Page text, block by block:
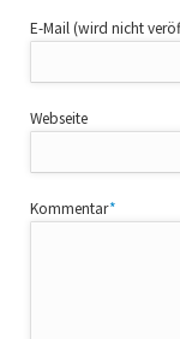
Pflichtfeld
E-Mail (wird nicht
Webseite
Pflichtfeld
Kommentar*